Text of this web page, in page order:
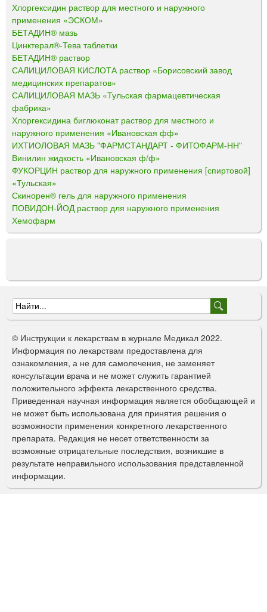
Хлоргексидин раствор для местного и наружного
применения «ЭСКОМ»
БЕТАДИН® мазь
Цинктерал®-Тева таблетки
БЕТАДИН® раствор
САЛИЦИЛОВАЯ КИСЛОТА раствор «Борисовский завод
медицинских препаратов»
САЛИЦИЛОВАЯ МАЗЬ «Тульская фармацевтическая
фабрика»
Хлоргексидина биглюконат раствор для местного и
наружного применения «Ивановская фф»
ИХТИОЛОВАЯ МАЗЬ "ФАРМСТАНДАРТ - ФИТОФАРМ-НН"
Винилин жидкость «Ивановская ф/ф»
ФУКОРЦИН раствор для наружного применения [спиртовой]
«Тульская»
Скинорен® гель для наружного применения
ПОВИДОН-ЙОД раствор для наружного применения
Хемофарм
Ф
о
р
м
а
п
о
и
с
к
© Инструкции к лекарствам в журнале Медикал 2022.
Информация по лекарствам предоставлена для
ознакомления, а не для самолечения, не заменяет
консультации врача и не может служить гарантией
положительного эффекта лекарственного средства.
Приведенная научная информация является обобщающей и
не может быть использована для принятия решения о
возможности применения конкретного лекарственного
препарата. Редакция не несет ответственности за
возможные отрицательные последствия, возникшие в
результате неправильного использования представленной
информации.